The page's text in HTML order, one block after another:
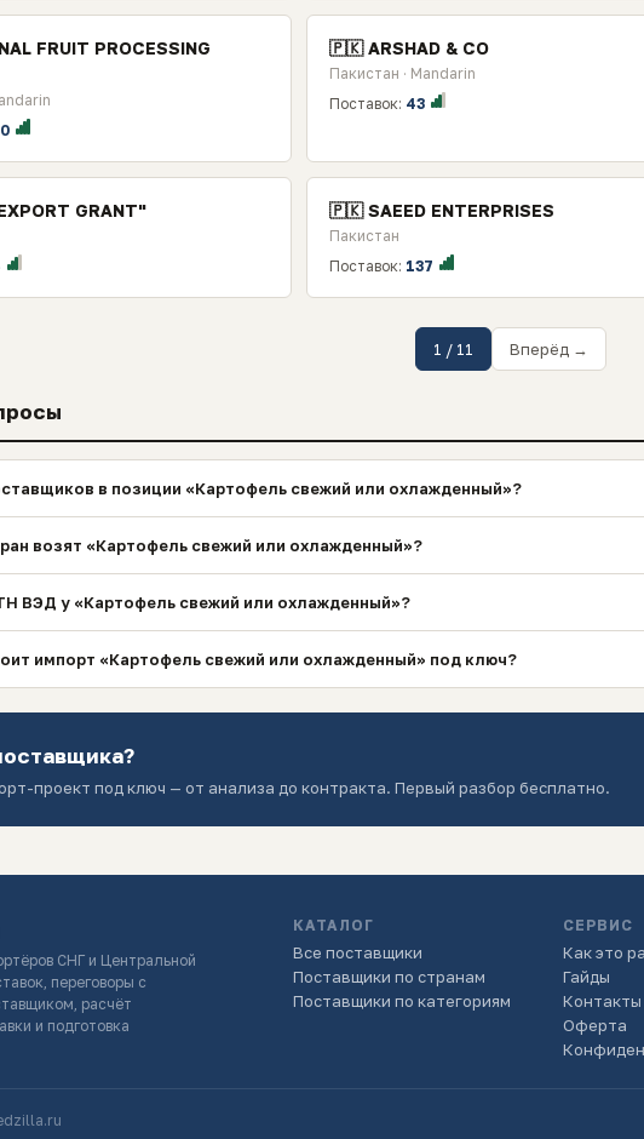
FRUIT PROCESSING
🇵🇰 ARSHAD & CO
Пакистан · Mandarin
Поставок: 43
GRANT" 🇵🇰 SAEED ENTERPRISES
Пакистан
Поставок: 137
1 / 11 Вперёд →
в позиции «Картофель свежий или охлажденный»?
возят «Картофель свежий или охлажденный»?
ВЭД у «Картофель свежий или охлажденный»?
импорт «Картофель свежий или охлажденный» под ключ?
проект под ключ — от анализа до контракта. Первый разбор бесплатно.
СНГ и Центральной
переговоры с
расчёт
и подготовка
КАТАЛОГ
Все поставщики
Поставщики по странам
Поставщики по категориям
СЕРВИС
Как это
Гайды
Контакты
Оферта